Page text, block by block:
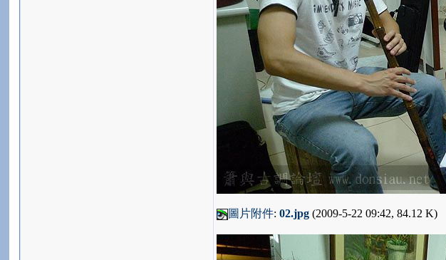
圖片附件: 02.jpg(2009-5-22 09:42, 84.12 K)